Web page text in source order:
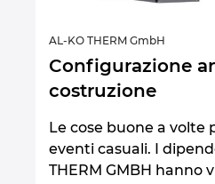
AL-KO THERM GmbH
Configurazione
costruzione
Le cose buone a volte
eventi casuali. I
THERM GMBH hanno